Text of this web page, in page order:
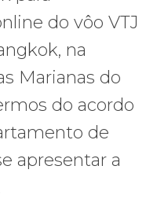
do vôo VTJ
na
Marianas do
do acordo
de
apresentar a